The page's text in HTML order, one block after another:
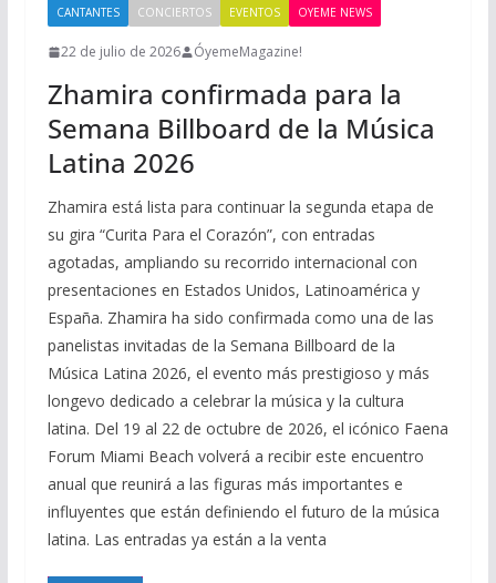
CANTANTES CONCIERTOS EVENTOS OYEME NEWS
22 de julio de 2026 ÓyemeMagazine!
Zhamira confirmada para la
Semana Billboard de la Música
Latina 2026
Zhamira está lista para continuar la segunda etapa de
su gira “Curita Para el Corazón”, con entradas
agotadas, ampliando su recorrido internacional con
presentaciones en Estados Unidos, Latinoamérica y
España. Zhamira ha sido confirmada como una de las
panelistas invitadas de la Semana Billboard de la
Música Latina 2026, el evento más prestigioso y más
longevo dedicado a celebrar la música y la cultura
latina. Del 19 al 22 de octubre de 2026, el icónico Faena
Forum Miami Beach volverá a recibir este encuentro
anual que reunirá a las figuras más importantes e
influyentes que están definiendo el futuro de la música
latina. Las entradas ya están a la venta